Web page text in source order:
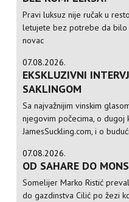
Pravi luksuz nije ručak u
letujete bez potrebe da bilo
novac
07.08.2026.
EKSKLUZIVNI
SAKLINGOM
Sa najvažnijim vinskim
njegovim počecima, o dugoj
JamesSuckling.com, i o
07.08.2026.
OD SAHARE DO
Somelijer Marko Ristić
do gazdinstva Cilić po žezi